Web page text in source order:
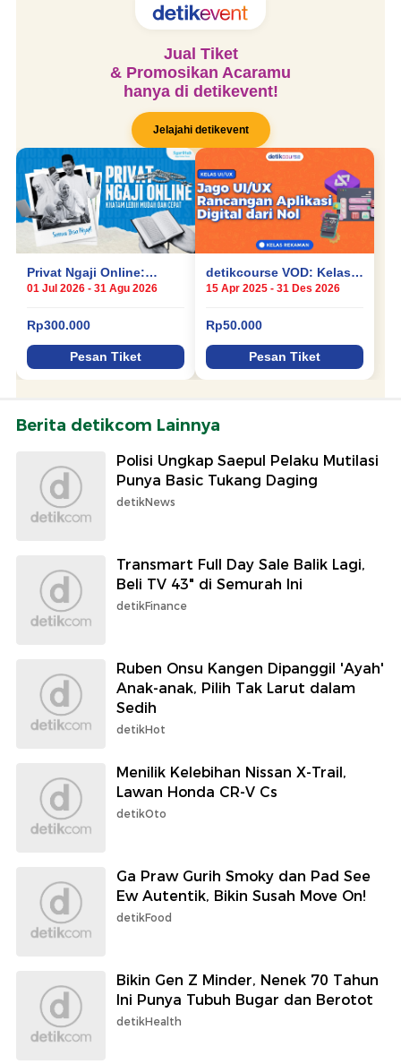
Berita detikcom Lainnya
Polisi Ungkap Saepul Pelaku Mutilasi
Punya Basic Tukang Daging
detikNews
Transmart Full Day Sale Balik Lagi,
Beli TV 43" di Semurah Ini
detikFinance
Ruben Onsu Kangen Dipanggil 'Ayah'
Anak-anak, Pilih Tak Larut dalam
Sedih
detikHot
Menilik Kelebihan Nissan X-Trail,
Lawan Honda CR-V Cs
detikOto
Ga Praw Gurih Smoky dan Pad See
Ew Autentik, Bikin Susah Move On!
detikFood
Bikin Gen Z Minder, Nenek 70 Tahun
Ini Punya Tubuh Bugar dan Berotot
detikHealth